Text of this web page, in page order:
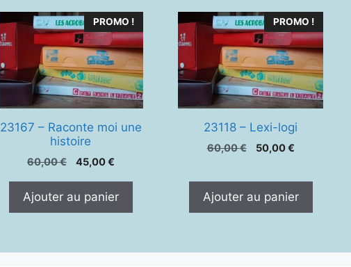
PROMO !
23167 – Raconte moi une
histoire
60,00€
Le
était :
45,00€Le
Ajouter au panier
PROMO !
23118 – Lexi-logi
60,00€
Le
était :
60,00 €.
50,00€Le
est :
Ajouter au panier